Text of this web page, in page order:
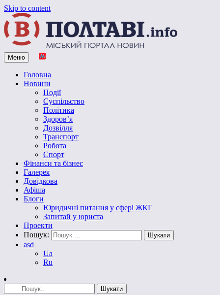
Skip to content
Vpoltave.info
Полтавський портал новин
Меню
Головна
Новини
Події
Суспільство
Політика
Здоров’я
Дозвілля
Транспорт
Робота
Спорт
Фінанси та бізнес
Галерея
Довідкова
Афіша
Блоги
Юридичні питання у сфері ЖКГ
Запитай у юриста
Проекти
Пошук:
asd
Ua
Ru